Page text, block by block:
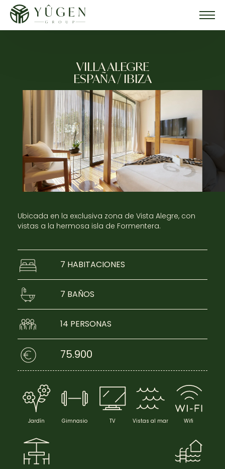
VILLA ALEGRE
ESPAÑA / IBIZA
Ubicada en la exclusiva zona de Vista Alegre, con
vistas a la hermosa isla de Formentera.
7 HABITACIONES
7 BAÑOS
14 PERSONAS
75.900
Jardín Gimnasio TV Vistas al mar Wifi
Embarcaciones
Villas
Meet & Greet
Lifestyle